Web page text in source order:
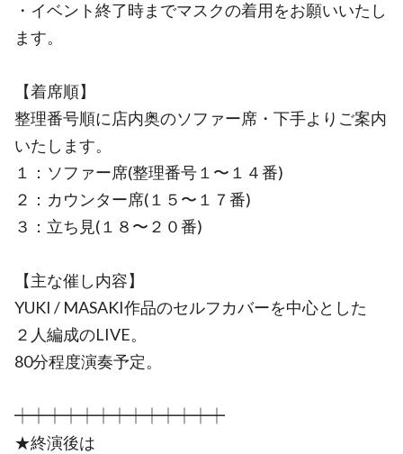
・イベント終了時までマスクの着用をお願いいたし
ます。
【着席順】
整理番号順に店内奥のソファー席・下手よりご案内
いたします。
１：ソファー席(整理番号１〜１４番)
２：カウンター席(１５〜１７番)
３：立ち見(１８〜２０番)
【主な催し内容】
YUKI / MASAKI作品のセルフカバーを中心とした
２人編成のLIVE。
80分程度演奏予定。
┿┿┿┿┿┿┿┿┿┿┿┿┿
★終演後は